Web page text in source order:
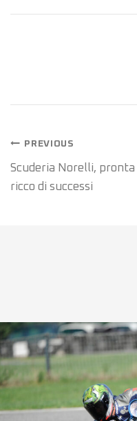
PREVIOUS
Scuderia Norelli,
ricco di successi